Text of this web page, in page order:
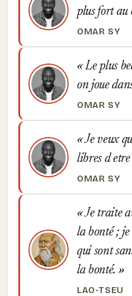
plus fort
OMAR SY
Le plus
on joue
OMAR SY
Je veux
libres d
OMAR SY
Je traite
la bonté ;
qui sont
la bonté.
LAO-TSEU